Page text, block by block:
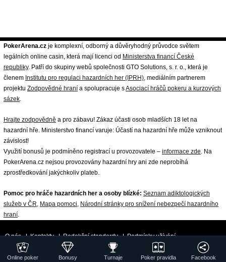
PokerArena.cz je komplexní, odborný a důvěryhodný průvodce světem
legálních online casin, která mají licenci od Ministerstva financí České
republiky. Patří do skupiny webů společnosti GTO Solutions, s. r. o., která je
členem Institutu pro regulaci hazardních her (IPRH) , mediálním partnerem
projektu Zodpovědné hraní a spolupracuje sAsociací hráčů pokeru a kurzových
sázek
Hrajte zodpovědně a pro zábavu! Zákaz účasti osob mladších 18 let na
hazardní hře. Ministerstvo financí varuje: Účastí na hazardní hře může vzniknout
závislost!
Využití bonusů je podmíněno registrací u provozovatele – informace zde . Na
PokerArena.cz nejsou provozovány hazardní hry ani zde neprobíhá
zprostředkování jakýchkoliv plateb.
Pomoc pro hráče hazardních her a osoby blízké: Seznam adiktologických
služeb v ČR Mapa pomoci Národní stránky pro snížení nebezpečí hazardního
hraní
O nás|Kontakty|Redakční standardy|Podmínky užívání
Zpracování osobních údajů a cookies| 18+ Zodpovědné hraní
| ©
GTO Solutions, s.r.o.
Online poker Bonusy Turnaje Poker pravidla Facebook